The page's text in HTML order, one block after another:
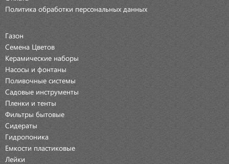
Политика обработки персональных данных
Газон
Семена Цветов
Керамические наборы
Насосы и фонтаны
Поливочные системы
Садовые инструменты
Пленки и тенты
Фильтры бытовые
Сидераты
Гидропоника
Емкости пластиковые
Лейки